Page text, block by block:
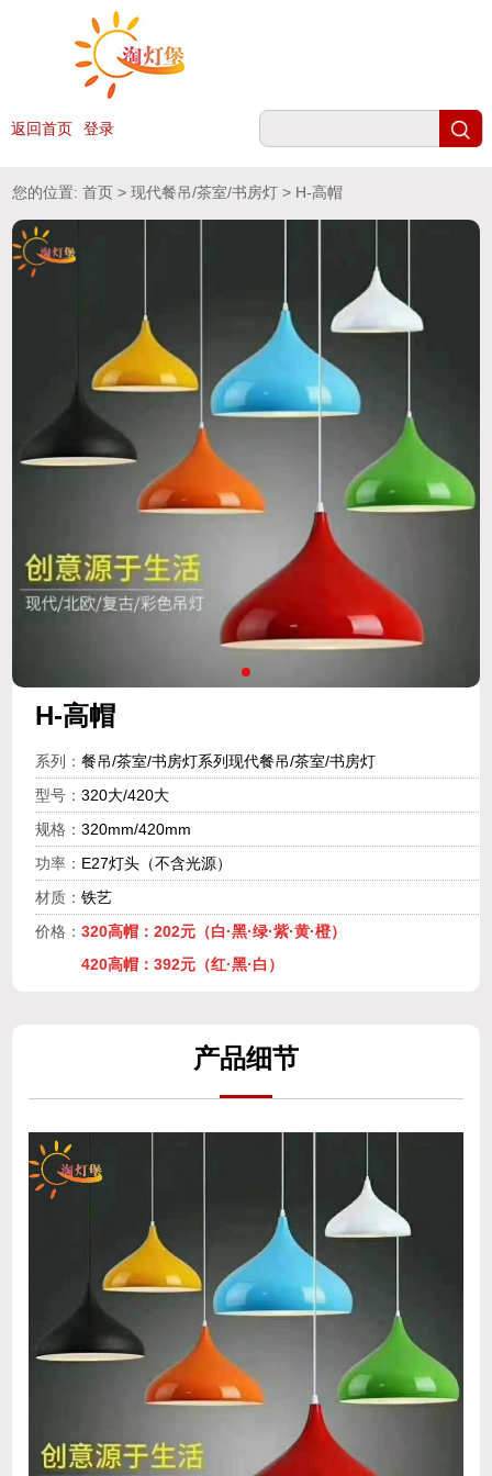
返回首页 登录
您的位置:首页 >现代餐吊/茶室/书房灯 > H-高帽
H-高帽
系列： 餐吊/茶室/书房灯系列现代餐吊/茶室/书房灯
型号： 320大/420大
规格： 320mm/420mm
功率： E27灯头（不含光源）
材质： 铁艺
价格： 320高帽：202元（白·黑·绿·紫·黄·橙）
420高帽：392元（红·黑·白）
产品细节